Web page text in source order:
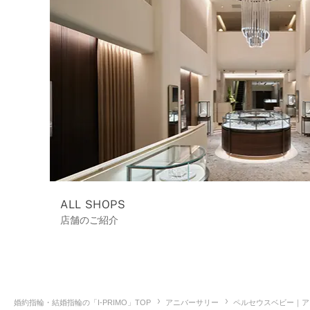
ALL SHOPS
店舗のご紹介
婚約指輪・結婚指輪の「I-PRIMO」TOP アニバーサリー ペルセウスベビー｜